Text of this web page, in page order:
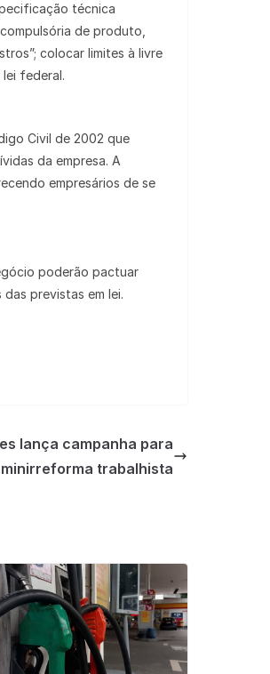
técnica
de produto,
colocar limites à livre
federal.
Civil de 2002 que
da empresa. A
empresários de se
poderão pactuar
previstas em lei.
lança campanha para
trabalhista